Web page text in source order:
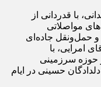
با قدردانی از
مواصلاتی
و حمل‌ونقل جاده‌ای
امرایی، با
حوزه سرزمینی
حسینی در ایام